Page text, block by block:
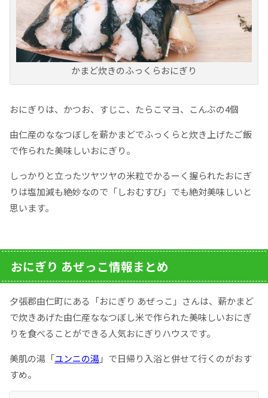
かまど炊きのふっくらおにぎり
おにぎりは、かつお、すじこ、たらこマヨ、こんぶの4個
由仁産のななつぼしを薪かまどでふっくらと炊き上げたご飯
で作られた美味しいおにぎり。
しっかりと立ったツヤツヤの米粒でかるーく握られたおにぎ
りは塩加減も絶妙なので「しおむすび」でも絶対美味しいと
思います。
おにぎり あぜっこ情報まとめ
夕張郡由仁町にある「おにぎり あぜっこ」さんは、薪かまど
で炊きあげた由仁産ななつぼし米で作られた美味しいおにぎ
りを食べることができる人気おにぎりハウスです。
美肌の湯「ユンニの湯 」で日帰り入浴と併せて行くのがおす
すめ。